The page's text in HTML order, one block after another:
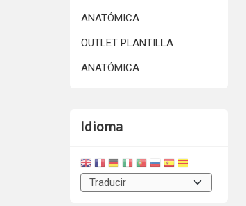
ANATÓMICA
OUTLET PLANTILLA
ANATÓMICA
Idioma